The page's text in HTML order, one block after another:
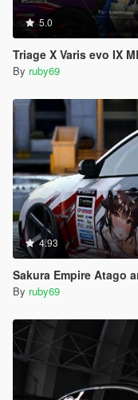
5.0
Triage X Varis evo IX
By ruby69
4.93
Sakura Empire Atago
By ruby69